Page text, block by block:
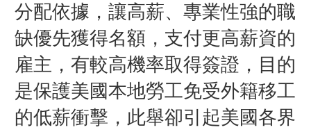
分配依據，讓高薪、專業性強的職
缺優先獲得名額，支付更高薪資的
雇主，有較高機率取得簽證，目的
是保護美國本地勞工免受外籍移工
的低薪衝擊，此舉卻引起美國各界